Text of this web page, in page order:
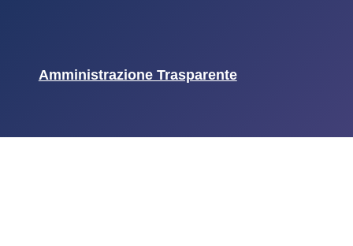
Amministrazione Trasparente